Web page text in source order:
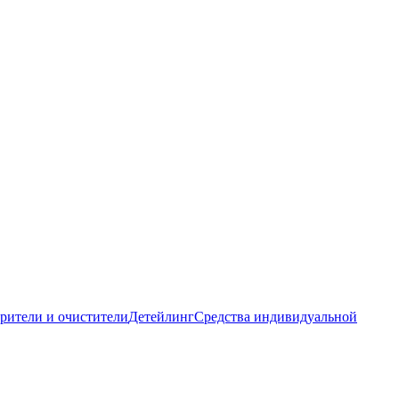
и очистителиДетейлингСредства индивидуальной